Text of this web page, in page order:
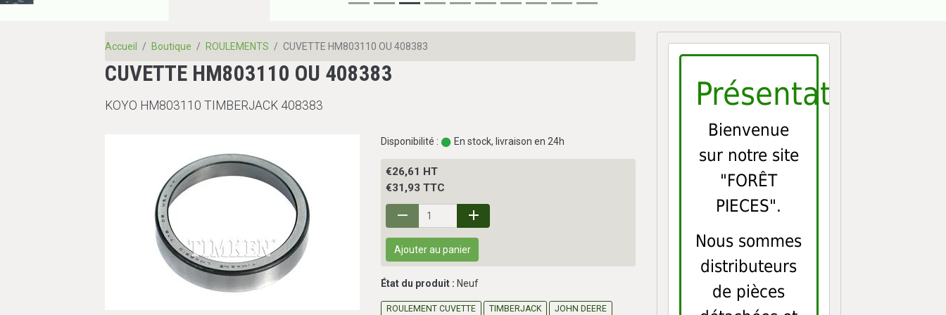
Accueil Boutique ROULEMENTS CUVETTE HM803110 OU 408383
CUVETTE HM803110 OU 408383
KOYO HM803110 TIMBERJACK 408383
Disponibilité : En stock, livraison en 24h
€26,61 HT
€31,93 TTC
Ajouter au panier
État du produit : Neuf
ROULEMENT CUVETTE TIMBERJACK
JOHN DEERE
Présentation
Bienvenue
sur notre site
"FORÊT
PIECES".
Nous sommes
distributeurs
de pièces